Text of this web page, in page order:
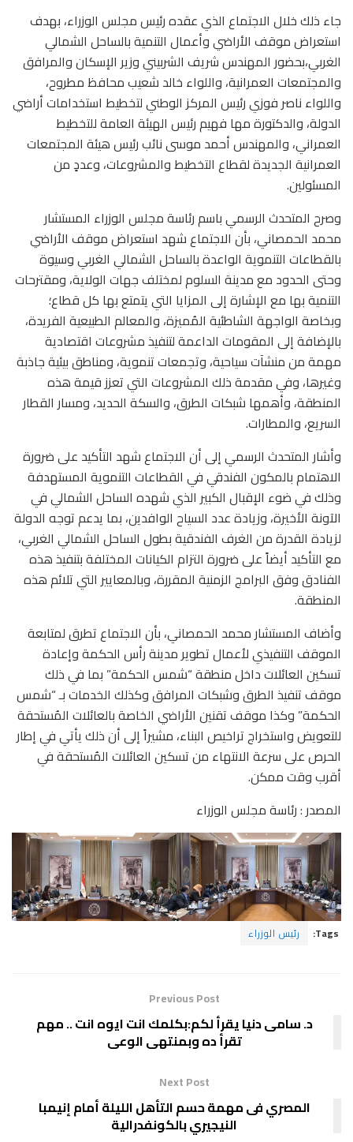
جاء ذلك خلال الاجتماع الذي عقده رئيس مجلس الوزراء، بهدف
استعراض موقف الأراضي وأعمال التنمية بالساحل الشمالي
الغربي،بحضور المهندس شريف الشربيني وزير الإسكان والمرافق
والمجتمعات العمرانية، واللواء خالد شعيب محافظ مطروح،
واللواء ناصر فوزي رئيس المركز الوطني لتخطيط استخدامات أراضي
الدولة، والدكتورة مها فهيم رئيس الهيئة العامة للتخطيط
العمراني، والمهندس أحمد موسى نائب رئيس هيئة المجتمعات
العمرانية الجديدة لقطاع التخطيط والمشروعات، وعددٍ من
المسئولين.
وصرح المتحدث الرسمي باسم رئاسة مجلس الوزراء المستشار
محمد الحمصاني، بأن الاجتماع شهد استعراض موقف الأراضي
بالقطاعات التنموية الواعدة بالساحل الشمالي الغربي وسيوة
وحتى الحدود مع مدينة السلوم لمختلف جهات الولاية، ومقترحات
التنمية بها مع الإشارة إلى المزايا التي يتمتع بها كل قطاع؛
وبخاصة الواجهة الشاطئية المُميزة، والمعالم الطبيعية الفريدة،
بالإضافة إلى المقومات الداعمة لتنفيذ مشروعات اقتصادية
مهمة من منشآت سياحية، وتجمعات تنموية، ومناطق بيئية جاذبة
وغيرها، وفي مقدمة ذلك المشروعات التي تعزز قيمة هذه
المنطقة، وأهمها شبكات الطرق، والسكة الحديد، ومسار القطار
السريع، والمطارات.
وأشار المتحدث الرسمي إلى أن الاجتماع شهد التأكيد على ضرورة
الاهتمام بالمكون الفندقي في القطاعات التنموية المستهدفة
وذلك في ضوء الإقبال الكبير الذي شهده الساحل الشمالي في
الآونة الأخيرة، وزيادة عدد السياح الوافدين، بما يدعم توجه الدولة
لزيادة القدرة من الغرف الفندقية بطول الساحل الشمالي الغربي،
مع التأكيد أيضاً على ضرورة التزام الكيانات المختلفة بتنفيذ هذه
الفنادق وفق البرامج الزمنية المقررة، وبالمعايير التي تلائم هذه
المنطقة.
وأضاف المستشار محمد الحمصاني، بأن الاجتماع تطرق لمتابعة
الموقف التنفيذي لأعمال تطوير مدينة رأس الحكمة وإعادة
تسكين العائلات داخل منطقة “شمس الحكمة” بما في ذلك
موقف تنفيذ الطرق وشبكات المرافق وكذلك الخدمات بـ “شمس
الحكمة” وكذا موقف تقنين الأراضي الخاصة بالعائلات المُستحقة
للتعويض واستخراج تراخيص البناء، مشيراً إلى أن ذلك يأتي في إطار
الحرص على سرعة الانتهاء من تسكين العائلات المُستحقة في
أقرب وقت ممكن.
المصدر : رئاسة مجلس الوزراء
Tags: رئيس الوزراء
Previous Post
د. سامى دنيا يقرأ لكم:بكلمك انت ايوه انت .. مهم
تقرأ ده وبمنتهى الوعى
Next Post
المصري فى مهمة حسم التأهل الليلة أمام إنيمبا
النيجيري بالكونفدرالية